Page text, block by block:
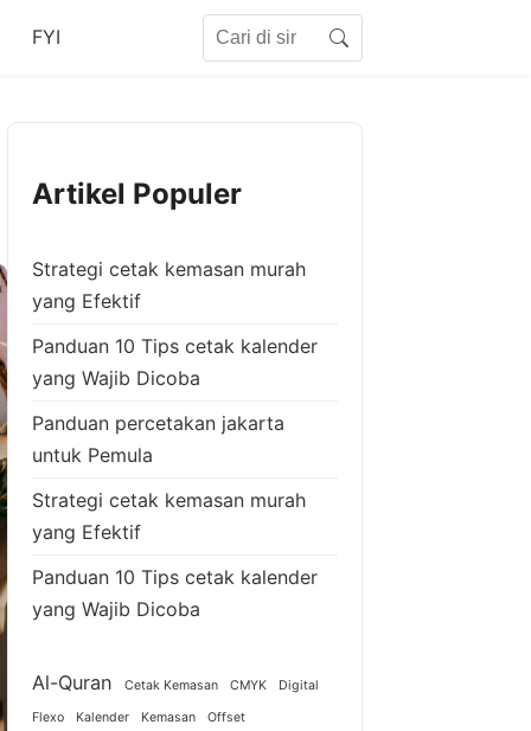
FYI Search
Artikel Populer
Strategi cetak kemasan murah
yang Efektif
Panduan 10 Tips cetak kalender
yang Wajib Dicoba
Panduan percetakan jakarta
untuk Pemula
Strategi cetak kemasan murah
yang Efektif
Panduan 10 Tips cetak kalender
yang Wajib Dicoba
Al-Quran Cetak Kemasan CMYK Digital
Flexo Kalender Kemasan Offset